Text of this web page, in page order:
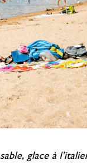
glace à